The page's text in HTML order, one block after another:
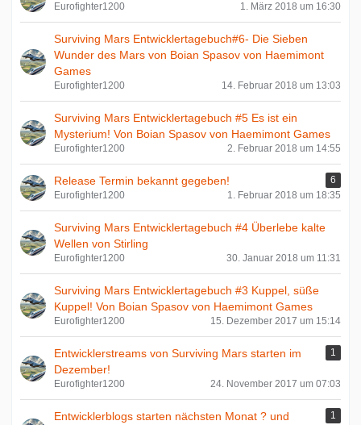
Eurofighter1200 1. März 2018 um 16:30
Surviving Mars Entwicklertagebuch#6- Die Sieben
Wunder des Mars von Boian Spasov von Haemimont
Games
Eurofighter1200 14. Februar 2018 um 13:03
Surviving Mars Entwicklertagebuch #5 Es ist ein
Mysterium! Von Boian Spasov von Haemimont Games
Eurofighter1200 2. Februar 2018 um 14:55
Release Termin bekannt gegeben!
6
Eurofighter1200
1. Februar 2018 um 18:35
Surviving Mars Entwicklertagebuch #4 Überlebe kalte
Wellen von Stirling
Eurofighter1200 30. Januar 2018 um 11:31
Surviving Mars Entwicklertagebuch #3 Kuppel, süße
Kuppel! Von Boian Spasov von Haemimont Games
Eurofighter1200 15. Dezember 2017 um 15:14
Entwicklerstreams von Surviving Mars starten im
Dezember!
1
Eurofighter1200 24. November 2017 um 07:03
Entwicklerblogs starten nächsten Monat ? und
1